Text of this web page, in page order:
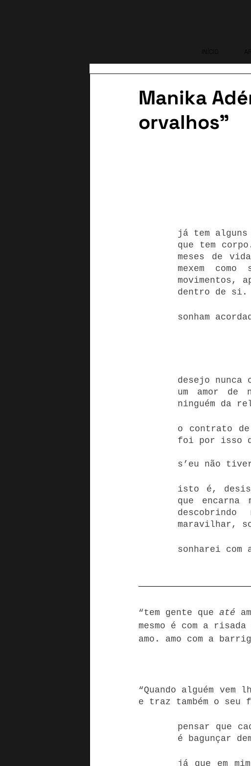
Manika
orvalhos”
já tem alguns
que tem
meses de
mexem
movimentos,
dentro de si.
sonham
desejo nunca
um amor de
ninguém da
o contrato
foi por isso
s’eu não
isto é,
que encarna
maravilhar,
sonharei com
“tem gente que até
mesmo é com a
amo. amo com a
“Quando alguém
e traz também o seu
pensar que
é bagunçar
já que em